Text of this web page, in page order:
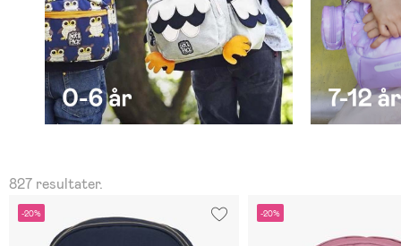
827 resultater.
-20% -20%